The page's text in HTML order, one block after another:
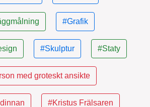
#Grafik
#Skulptur #Staty
med groteskt ansikte
#Kristus Frälsaren